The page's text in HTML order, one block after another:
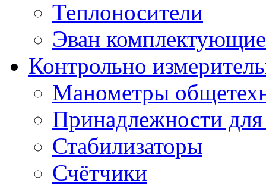
Теплоносители
Эван комплектующие
Контрольно
Манометры
Принадлежности
Стабилизаторы
Счётчики